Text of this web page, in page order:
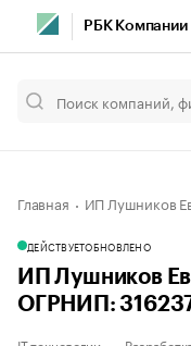
РБК Компании
Главная ИП Лушников
ДЕЙСТВУЕТОБНОВЛЕНО
ИП Лушников
ОГРНИП: